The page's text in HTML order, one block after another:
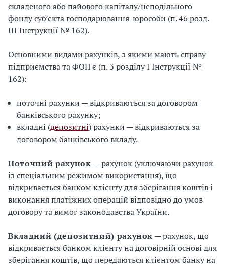
складеного або пайового капіталу/неподільного
фонду суб’єкта господарювання-юрособи (п. 46 розд.
ІІІ Інструкції № 162).
Основними видами рахунків, з якими мають справу
підприємства та ФОП є (п. 3 розділу І Інструкції №
162):
поточні рахунки — відкриваються за договором
банківського рахунку;
вкладні (депозитні) рахунки — відкриваються за
договором банківського вкладу.
Поточний рахунок — рахунок (уключаючи рахунок
із спеціальним режимом використання), що
відкривається банком клієнту для зберігання коштів і
виконання платіжних операцій відповідно до умов
договору та вимог законодавства України.
Вкладний (депозитний) рахунок — рахунок, що
відкривається банком клієнту на договірній основі для
зберігання коштів, що передаються клієнтом банку на